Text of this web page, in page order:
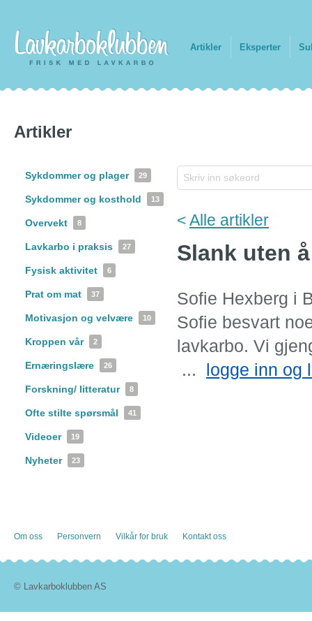
Artikler Eksperter
Artikler
Sykdommer og plager 29
Sykdommer og kosthold 13
Overvekt 8
Lavkarbo i praksis 27
Fysisk aktivitet 6
Prat om mat 37
Motivasjon og velvære 10
Kroppen vår 2
Ernæringslære 26
Forskning/ litteratur 8
Ofte stilte spørsmål 41
Videoer 19
Nyheter 23
<Alle artikler
Slank uten
Sofie Hexberg i
Sofie besvart
lavkarbo. Vi
...
logge inn og
Om oss Personvern Vilkår for bruk Kontakt oss
© Lavkarboklubben AS